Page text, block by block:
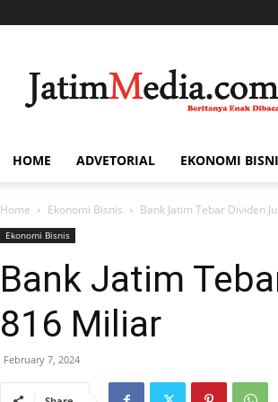
Media
HOME ADVETORIAL EKONOMI
Home Ekonomi Bisnis Bank Jatim Tebar Dividen
Ekonomi Bisnis
Bank Jatim
816 Miliar
February 7, 2024